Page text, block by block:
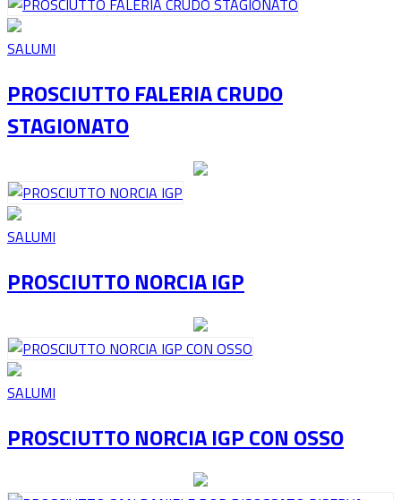
SALUMI
PROSCIUTTO FALERIA CRUDO
STAGIONATO
SALUMI
PROSCIUTTO NORCIA IGP
SALUMI
PROSCIUTTO NORCIA IGP CON OSSO